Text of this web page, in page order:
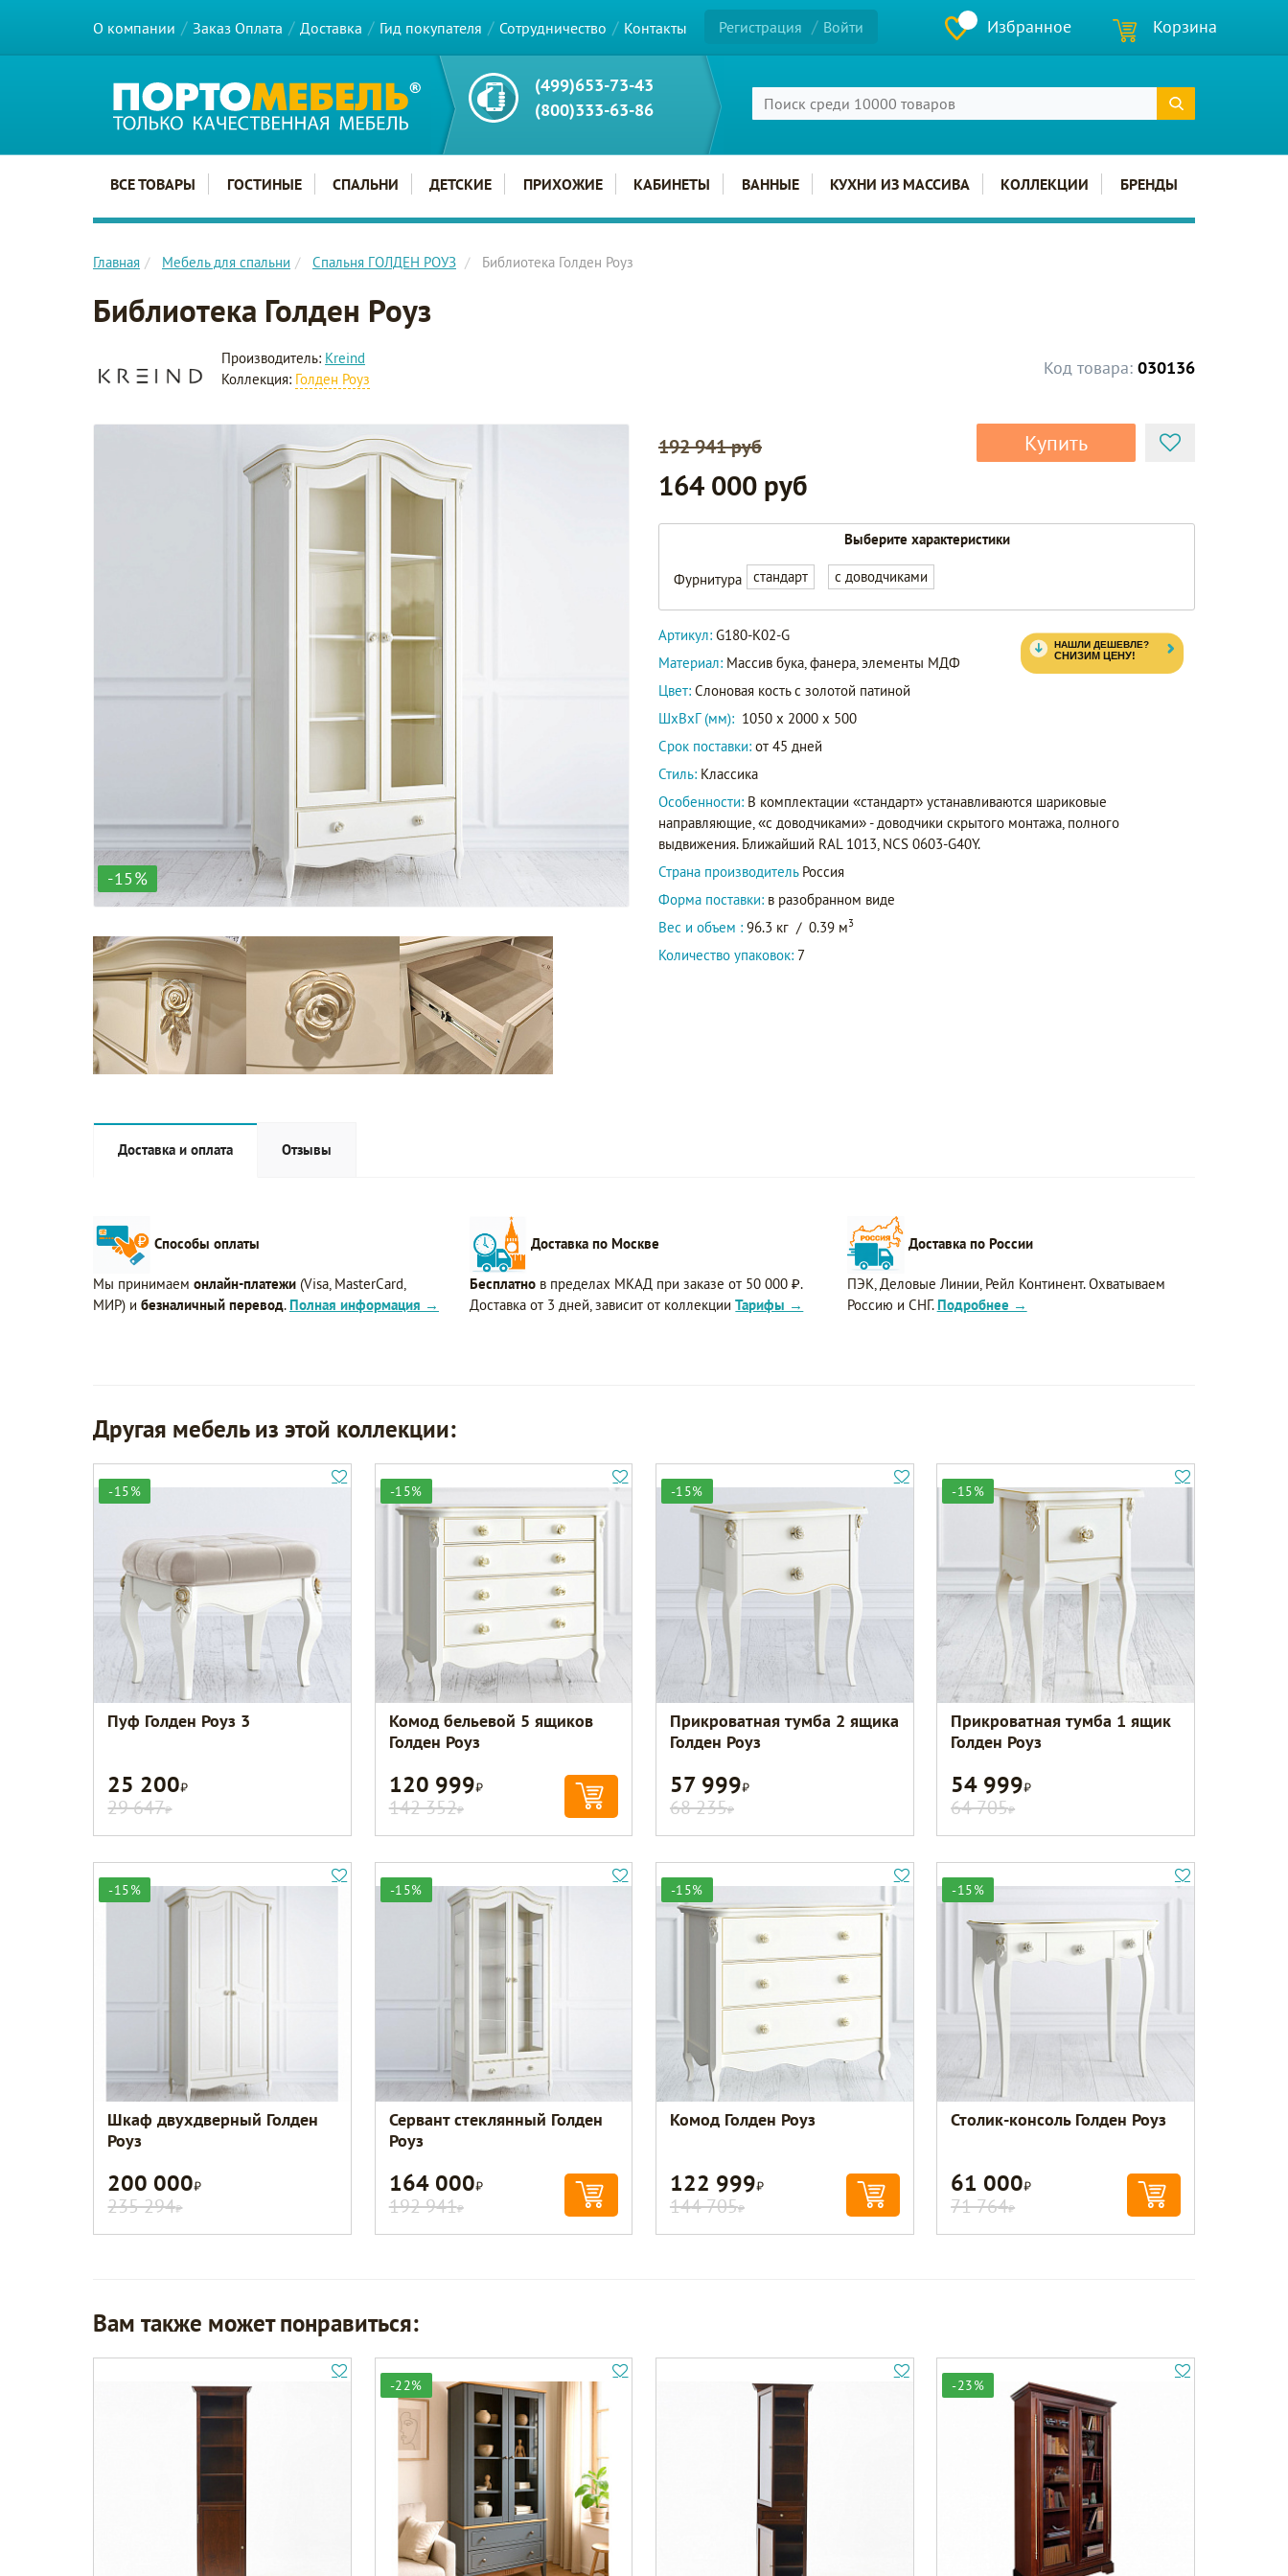
О компании Заказ Оплата Доставка Гид покупателя Сотрудничество Контакты Регистрация Войти Избранное Корзина
(499)653-73-43
(800)333-63-86
Главное меню сайта
ВСЕ ТОВАРЫ ГОСТИНЫЕ СПАЛЬНИ ДЕТСКИЕ ПРИХОЖИЕ КАБИНЕТЫ ВАННЫЕ КУХНИ ИЗ МАССИВА КОЛЛЕКЦИИ БРЕНДЫ
Главная Мебель для спальни Спальня ГОЛДЕН РОУЗ Библиотека Голден Роуз
Библиотека Голден Роуз
Код товара: 030136
Производитель: Kreind
Коллекция: Голден Роуз
-15%
192 941 руб
164 000 руб
Купить
Выберите характеристики
Фурнитура стандарт с доводчиками
Артикул: G180-K02-G
Материал: Массив бука, фанера, элементы МДФ
Цвет: Слоновая кость с золотой патиной
ШxВxГ (мм): 1050 x 2000 x 500
Срок поставки: от 45 дней
Стиль: Классика
Особенности: В комплектации «стандарт» устанавливаются шариковые
направляющие, «с доводчиками» - доводчики скрытого монтажа, полного
выдвижения. Ближайший RAL 1013, NCS 0603-G40Y.
Страна производитель Россия
Форма поставки: в разобранном виде
Вес и объем : 96.3 кг / 0.39 м3
Количество упаковок: 7
Доставка и оплата Отзывы
Способы оплаты
Мы принимаем онлайн-платежи (Visa, MasterCard,
МИР) и безналичный перевод. Полная информация →
Доставка по Москве
Бесплатно в пределах МКАД при заказе от 50 000 ₽.
Доставка от 3 дней, зависит от коллекцииТарифы →
Доставка по России
ПЭК, Деловые Линии, Рейл Континент. Охватываем
Россию и СНГ. Подробнее →
Другая мебель из этой коллекции:
-15%
Пуф Голден Роуз 3
25 200Р
29 647Р
-15%
Комод бельевой 5 ящиков
Голден Роуз
120 999Р
142 352Р
-15%
Прикроватная тумба 2 ящика
Голден Роуз
57 999Р
68 235Р
-15%
Прикроватная тумба 1 ящик
Голден Роуз
54 999Р
64 705Р
-15%
Шкаф двухдверный Голден
Роуз
200 000Р
235 294Р
-15%
Сервант стеклянный Голден
Роуз
164 000Р
192 941Р
-15%
Комод Голден Роуз
122 999Р
144 705Р
-15%
Столик-консоль Голден Роуз
61 000Р
71 764Р
Вам также может понравиться:
-22% -23%